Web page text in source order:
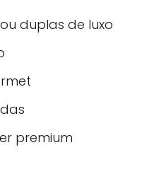
duplas de luxo
premium